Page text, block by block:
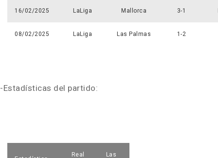
16/02/2025 LaLiga Mallorca 3-1
08/02/2025 LaLiga Las Palmas 1-2
-Estadísticas del partido:
Real
Las